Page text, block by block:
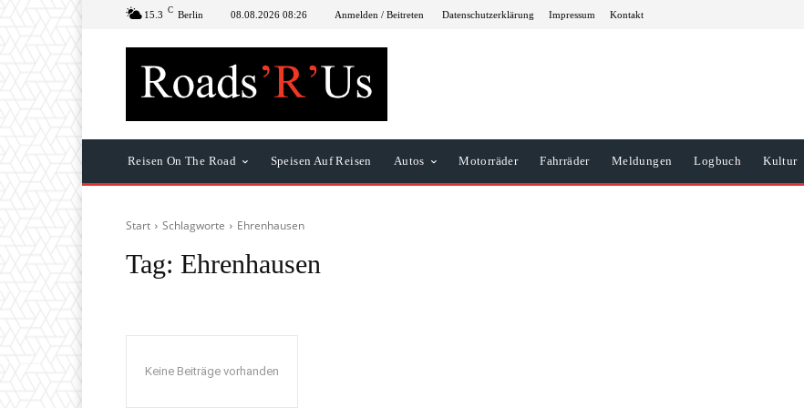
15.3 C Berlin 08.08.2026 08:26 Anmelden / Beitreten Datenschutzerklärung Impressum Kontakt
Reisen On The Road Speisen Auf Reisen Autos Motorräder Fahrräder Meldungen Logbuch Kultur
Start Schlagworte Ehrenhausen
Tag: Ehrenhausen
Keine Beiträge vorhanden